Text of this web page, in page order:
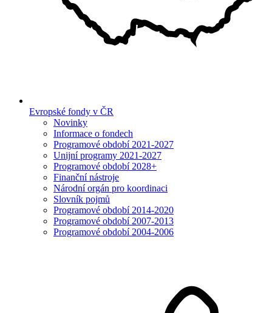
Evropské fondy v ČR
Novinky
Informace o fondech
Programové období 2021-2027
Unijní programy 2021-2027
Programové období 2028+
Finanční nástroje
Národní orgán pro koordinaci
Slovník pojmů
Programové období 2014-2020
Programové období 2007-2013
Programové období 2004-2006